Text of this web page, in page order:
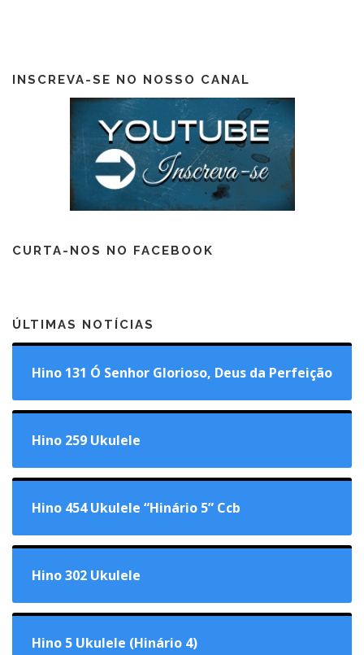
INSCREVA-SE NO NOSSO CANAL
CURTA-NOS NO FACEBOOK
ÚLTIMAS NOTÍCIAS
Hino 131 Ó Senhor Glorioso, Deus da Perfeição
Hino 259 Ukulele
Hino 454 Ukulele “Hinário 5” Ccb
Hino 302 Ukulele
Hino 5 Ukulele (Hinário 4)